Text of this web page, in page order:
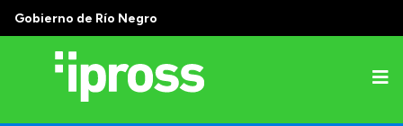
Gobierno de Río Negro